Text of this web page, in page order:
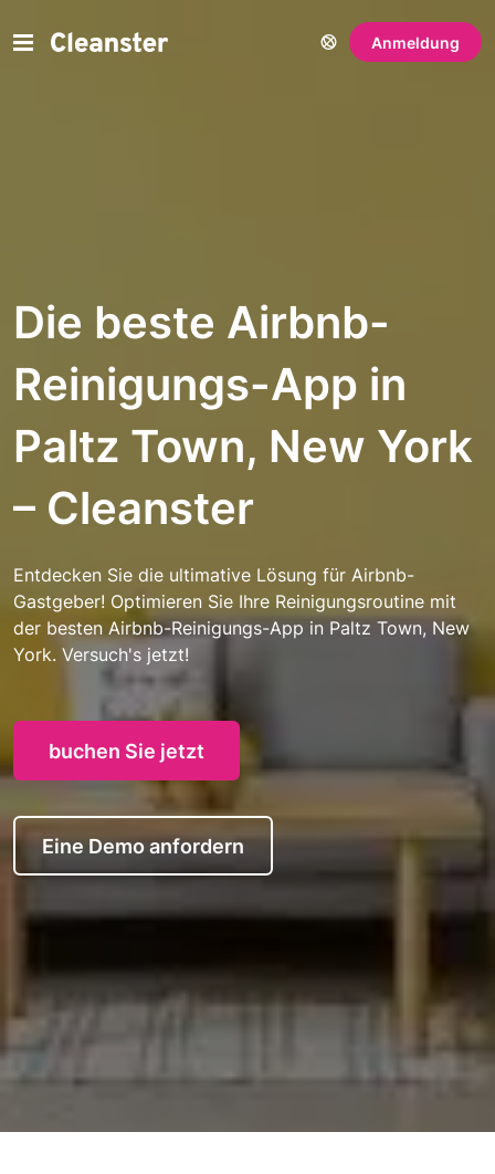
Anmeldung
Die beste Airbnb-
Reinigungs-App in
Paltz Town, New York
– Cleanster
Entdecken Sie die ultimative Lösung für Airbnb-
Gastgeber! Optimieren Sie Ihre Reinigungsroutine mit
der besten Airbnb-Reinigungs-App in Paltz Town, New
York. Versuch's jetzt!
buchen Sie jetzt
Eine Demo anfordern